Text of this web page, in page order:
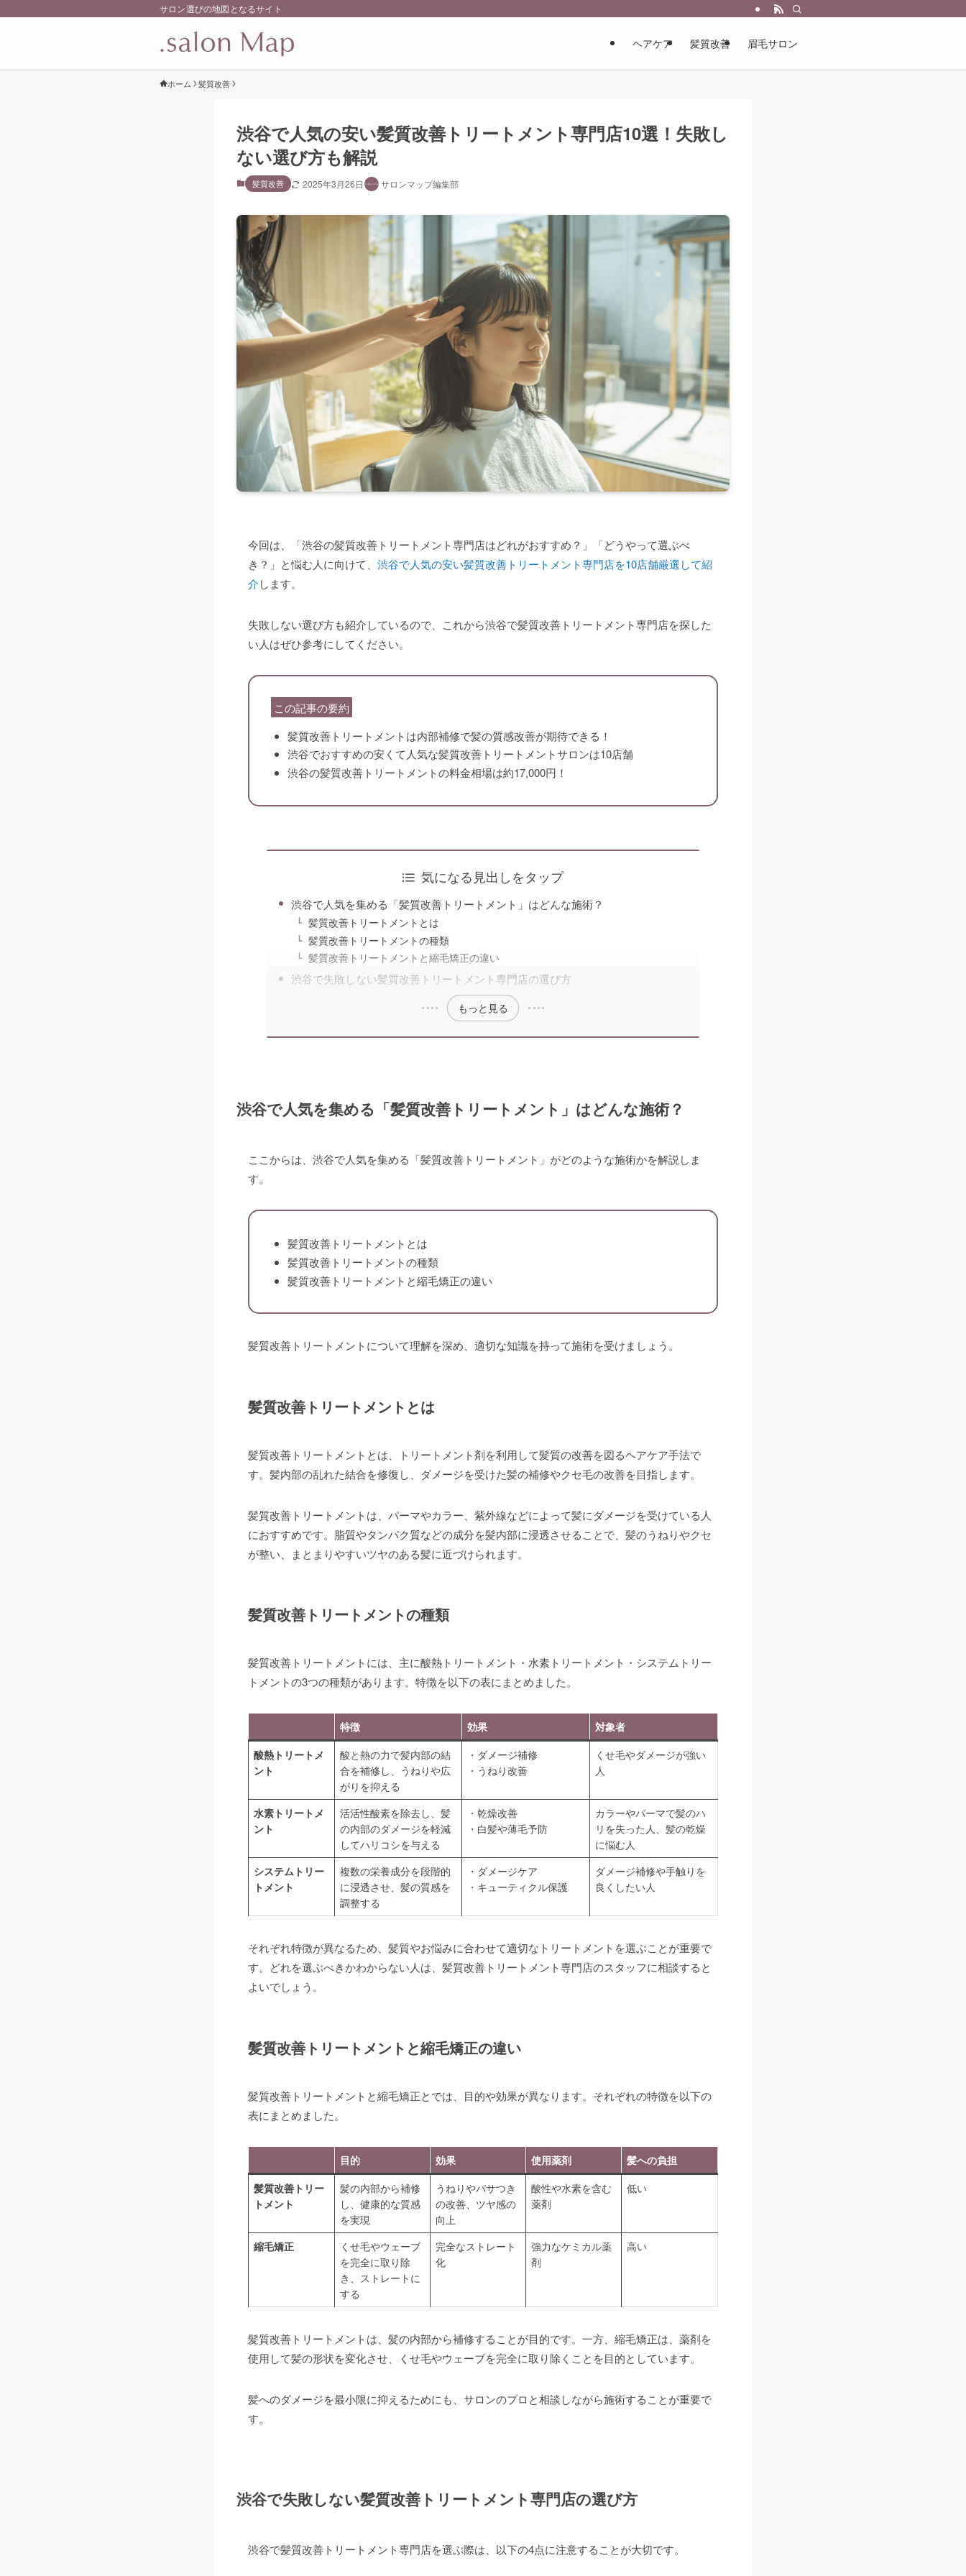
サロン選びの地図となるサイト
ヘアケア 髪質改善 眉毛サロン
ホーム 髪質改善
渋谷で人気の安い髪質改善トリートメント専門店10選！失敗し
ない選び方も解説
髪質改善 2025年3月26日 サロンマップ編集部
今回は、「渋谷の髪質改善トリートメント専門店はどれがおすすめ？」「どうやって選ぶべ
き？」と悩む人に向けて、 渋谷で人気の安い髪質改善トリートメント専門店を10店舗厳選して紹
介します。
失敗しない選び方も紹介しているので、これから渋谷で髪質改善トリートメント専門店を探した
い人はぜひ参考にしてください。
この記事の要約
髪質改善トリートメントは内部補修で髪の質感改善が期待できる！
渋谷でおすすめの安くて人気な髪質改善トリートメントサロンは10店舗
渋谷の髪質改善トリートメントの料金相場は約17,000円！
気になる見出しをタップ
渋谷で人気を集める「髪質改善トリートメント」はどんな施術？
髪質改善トリートメントとは
髪質改善トリートメントの種類
髪質改善トリートメントと縮毛矯正の違い
渋谷で失敗しない髪質改善トリートメント専門店の選び方
もっと見る
渋谷で人気を集める「髪質改善トリートメント」はどんな施術？
ここからは、渋谷で人気を集める「髪質改善トリートメント」がどのような施術かを解説しま
す。
髪質改善トリートメントとは
髪質改善トリートメントの種類
髪質改善トリートメントと縮毛矯正の違い
髪質改善トリートメントについて理解を深め、適切な知識を持って施術を受けましょう。
髪質改善トリートメントとは
髪質改善トリートメントとは、トリートメント剤を利用して髪質の改善を図るヘアケア手法で
す。髪内部の乱れた結合を修復し、ダメージを受けた髪の補修やクセ毛の改善を目指します。
髪質改善トリートメントは、パーマやカラー、紫外線などによって髪にダメージを受けている人
におすすめです。脂質やタンパク質などの成分を髪内部に浸透させることで、髪のうねりやクセ
が整い、まとまりやすいツヤのある髪に近づけられます。
髪質改善トリートメントの種類
髪質改善トリートメントには、主に酸熱トリートメント・水素トリートメント・システムトリー
トメントの3つの種類があります。特徴を以下の表にまとめました。
特徴 効果
対象者
酸熱トリートメ
ント
酸と熱の力で髪内部の結
合を補修し、うねりや広
がりを抑える
・ダメージ補修
・うねり改善
くせ毛やダメージが強い
人
水素トリートメ
ント
活活性酸素を除去し、髪
の内部のダメージを軽減
してハリコシを与える
・乾燥改善
・白髪や薄毛予防
カラーやパーマで髪のハ
リを失った人、髪の乾燥
に悩む人
システムトリー
トメント
複数の栄養成分を段階的
に浸透させ、髪の質感を
調整する
・ダメージケア
・キューティクル保護
ダメージ補修や手触りを
良くしたい人
それぞれ特徴が異なるため、髪質やお悩みに合わせて適切なトリートメントを選ぶことが重要で
す。どれを選ぶべきかわからない人は、髪質改善トリートメント専門店のスタッフに相談すると
よいでしょう。
髪質改善トリートメントと縮毛矯正の違い
髪質改善トリートメントと縮毛矯正とでは、目的や効果が異なります。それぞれの特徴を以下の
表にまとめました。
目的 効果 使用薬剤
髪への負担
髪質改善トリー
トメント
髪の内部から補修
し、健康的な質感
を実現
うねりやパサつき
の改善、ツヤ感の
向上
酸性や水素を含む
薬剤
低い
縮毛矯正
くせ毛やウェーブ
を完全に取り除
き、ストレートに
する
完全なストレート
化
強力なケミカル薬
剤
高い
髪質改善トリートメントは、髪の内部から補修することが目的です。一方、縮毛矯正は、薬剤を
使用して髪の形状を変化させ、くせ毛やウェーブを完全に取り除くことを目的としています。
髪へのダメージを最小限に抑えるためにも、サロンのプロと相談しながら施術することが重要で
す。
渋谷で失敗しない髪質改善トリートメント専門店の選び方
渋谷で髪質改善トリートメント専門店を選ぶ際は、以下の4点に注意することが大切です。